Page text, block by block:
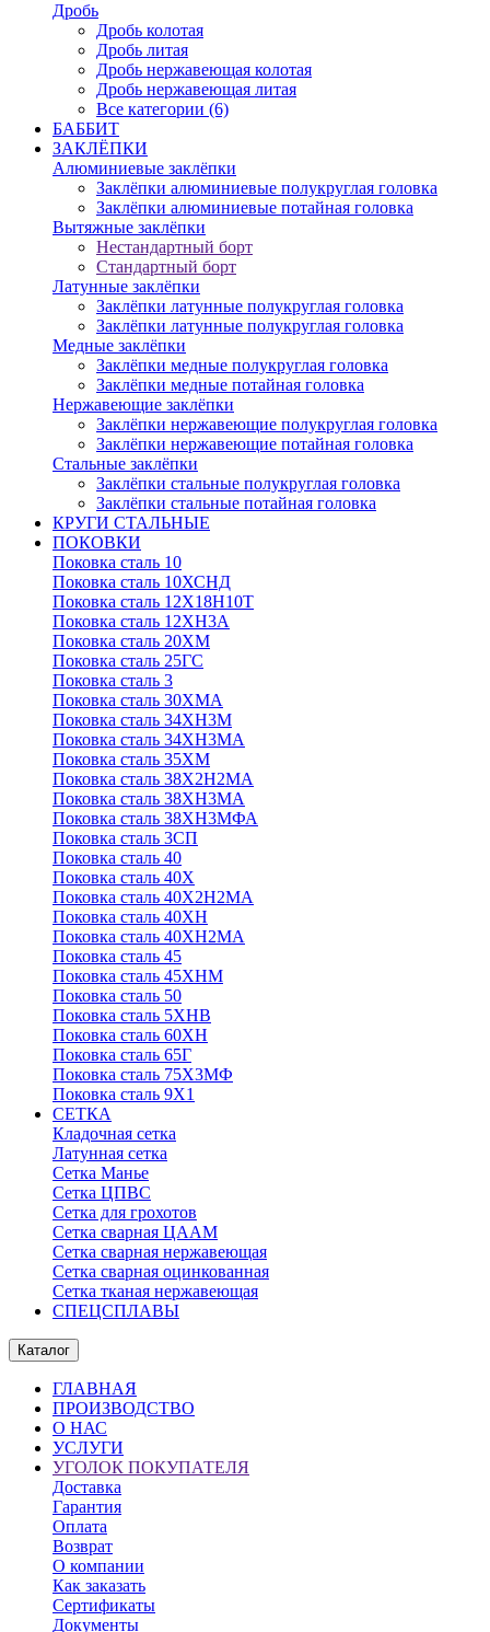
Дробь
Дробь колотая
Дробь литая
Дробь нержавеющая колотая
Дробь нержавеющая литая
Все категории (6)
БАББИТ
ЗАКЛЁПКИ
Алюминиевые заклёпки
Заклёпки алюминиевые полукруглая головка
Заклёпки алюминиевые потайная головка
Вытяжные заклёпки
Нестандартный борт
Стандартный борт
Латунные заклёпки
Заклёпки латунные полукруглая головка
Заклёпки латунные полукруглая головка
Медные заклёпки
Заклёпки медные полукруглая головка
Заклёпки медные потайная головка
Нержавеющие заклёпки
Заклёпки нержавеющие полукруглая головка
Заклёпки нержавеющие потайная головка
Стальные заклёпки
Заклёпки стальные полукруглая головка
Заклёпки стальные потайная головка
КРУГИ СТАЛЬНЫЕ
ПОКОВКИ
Поковка сталь 10
Поковка сталь 10ХСНД
Поковка сталь 12Х18Н10Т
Поковка сталь 12ХН3А
Поковка сталь 20ХМ
Поковка сталь 25ГС
Поковка сталь 3
Поковка сталь 30ХМА
Поковка сталь 34ХН3М
Поковка сталь 34ХН3МА
Поковка сталь 35ХМ
Поковка сталь 38Х2Н2МА
Поковка сталь 38ХН3МА
Поковка сталь 38ХН3МФА
Поковка сталь 3СП
Поковка сталь 40
Поковка сталь 40Х
Поковка сталь 40Х2Н2МА
Поковка сталь 40ХН
Поковка сталь 40ХН2МА
Поковка сталь 45
Поковка сталь 45ХНМ
Поковка сталь 50
Поковка сталь 5ХНВ
Поковка сталь 60ХН
Поковка сталь 65Г
Поковка сталь 75Х3МФ
Поковка сталь 9Х1
СЕТКА
Кладочная сетка
Латунная сетка
Сетка Манье
Сетка ЦПВС
Сетка для грохотов
Сетка сварная ЦААМ
Сетка сварная нержавеющая
Сетка сварная оцинкованная
Сетка тканая нержавеющая
СПЕЦСПЛАВЫ
Каталог
ГЛАВНАЯ
ПРОИЗВОДСТВО
О НАС
УСЛУГИ
УГОЛОК ПОКУПАТЕЛЯ
Доставка
Гарантия
Оплата
Возврат
О компании
Как заказать
Сертификаты
Документы